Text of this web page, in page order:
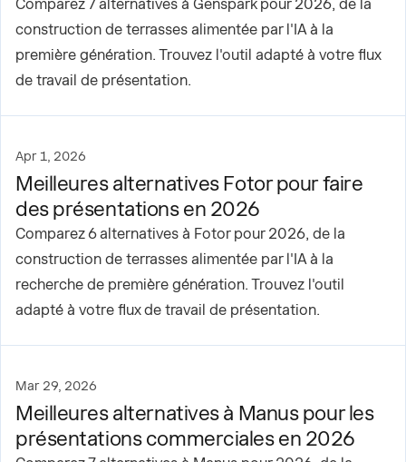
Comparez 7 alternatives à Genspark pour 2026, de la
construction de terrasses alimentée par l'IA à la
première génération. Trouvez l'outil adapté à votre flux
de travail de présentation.
Apr 1, 2026
Meilleures alternatives Fotor pour faire
des présentations en 2026
Comparez 6 alternatives à Fotor pour 2026, de la
construction de terrasses alimentée par l'IA à la
recherche de première génération. Trouvez l'outil
adapté à votre flux de travail de présentation.
Mar 29, 2026
Meilleures alternatives à Manus pour les
présentations commerciales en 2026